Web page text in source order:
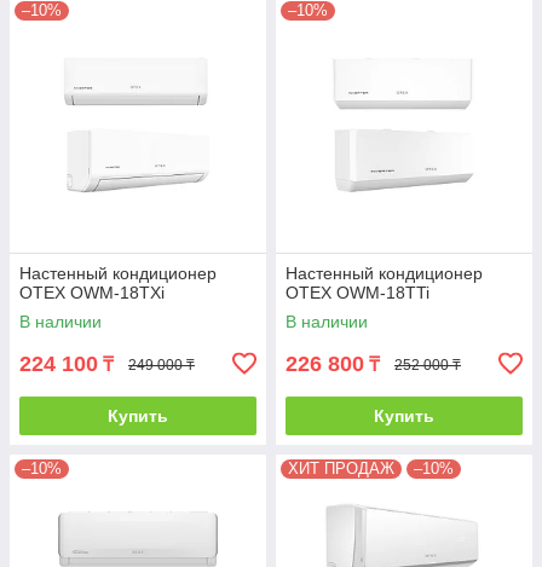
–10%
Настенный кондиционер
OTEX OWM-18TXi
В наличии
224 100 ₸ 249 000 ₸
Купить
–10%
Настенный кондиционер
OTEX OWM-18TTi
В наличии
226 800 ₸ 252 000 ₸
Купить
–10% ХИТ ПРОДАЖ –10%